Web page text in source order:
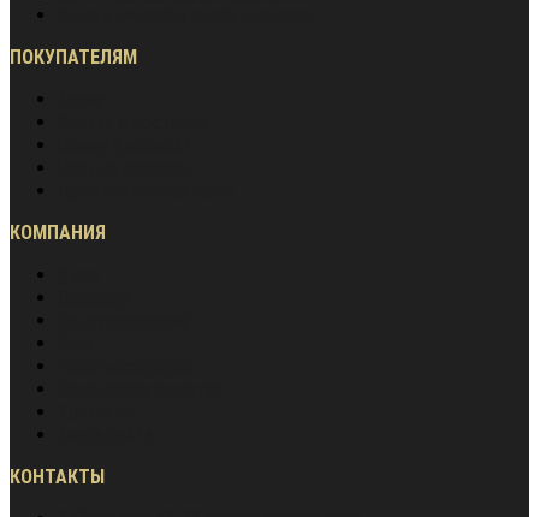
ПОКУПАТЕЛЯМ
КОМПАНИЯ
КОНТАКТЫ